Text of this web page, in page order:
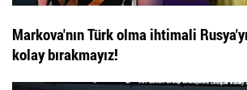
Markova'nın Türk olma ihtimali
kolay bırakmayız!